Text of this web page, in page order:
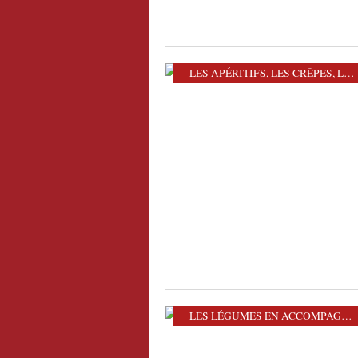
LES APÉRITIFS,LES CRÊPES,LES LÉGUMES EN ACCOMPAGNEMENT
LES LÉGUMES EN ACCOMPAGNEMENT